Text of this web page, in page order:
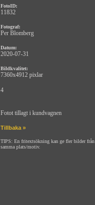
FotoID:
11832
Fotograf:
Per Blomberg
Datum:
2020-07-31
Bildkvalitet:
7360x4912 pixlar
4
Fotot tillagt i kundvagnen
Tillbaka »
TIPS: En fritextsökning kan ge fler bilder från
samma plats/motiv.